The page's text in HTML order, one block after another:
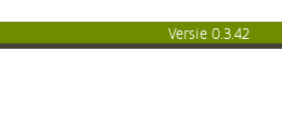
Versie 0.3.42